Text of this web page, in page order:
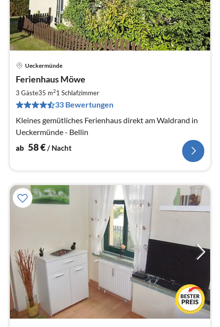
Ueckermünde
Ferienhaus Möwe
3 Gäste35 m21 Schlafzimmer
33 Bewertungen
Kleines gemütliches Ferienhaus direkt am Waldrand in
Ueckermünde - Bellin
ab 58€/ Nacht